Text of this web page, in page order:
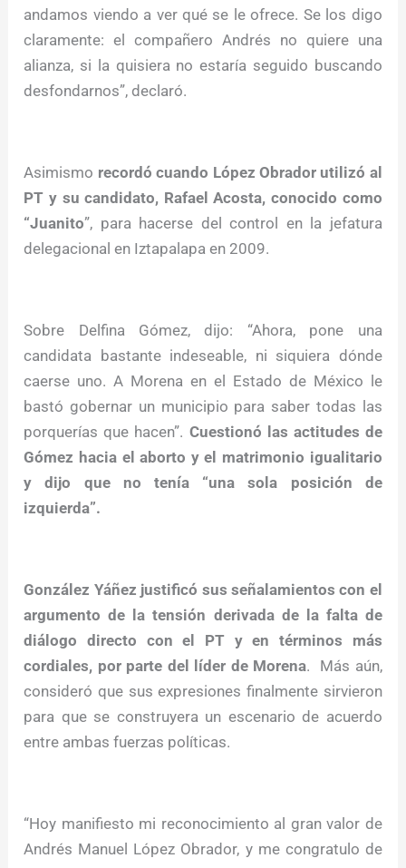
andamos viendo a ver qué se le ofrece. Se los digo
claramente: el compañero Andrés no quiere una
alianza, si la quisiera no estaría seguido buscando
desfondarnos”, declaró.
Asimismo recordó cuando López Obrador utilizó al
PT y su candidato, Rafael Acosta, conocido como
“Juanito”, para hacerse del control en la jefatura
delegacional en Iztapalapa en 2009.
Sobre Delfina Gómez, dijo: “Ahora, pone una
candidata bastante indeseable, ni siquiera dónde
caerse uno. A Morena en el Estado de México le
bastó gobernar un municipio para saber todas las
porquerías que hacen”. Cuestionó las actitudes de
Gómez hacia el aborto y el matrimonio igualitario
y dijo que no tenía “una sola posición de
izquierda”.
González Yáñez justificó sus señalamientos con el
argumento de la tensión derivada de la falta de
diálogo directo con el PT y en términos más
cordiales, por parte del líder de Morena. Más aún,
consideró que sus expresiones finalmente sirvieron
para que se construyera un escenario de acuerdo
entre ambas fuerzas políticas.
“Hoy manifiesto mi reconocimiento al gran valor de
Andrés Manuel López Obrador, y me congratulo de